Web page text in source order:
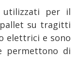
utilizzati per il
su tragitti
elettrici e sono
permettono di